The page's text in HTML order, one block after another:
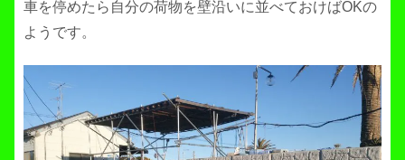
車を停めたら自分の荷物を壁沿いに並べておけばOKの
ようです。